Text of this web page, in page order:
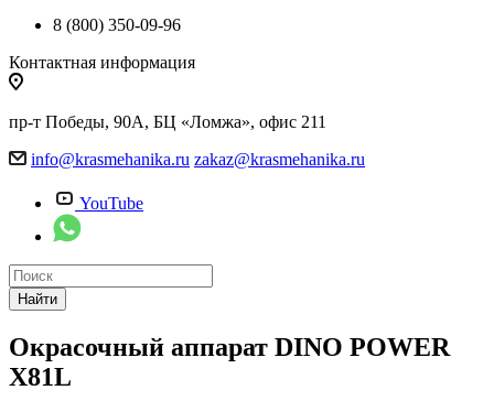
8 (800) 350-09-96
Контактная информация
пр-т Победы, 90А, БЦ «Ломжа», офис 211
info@krasmehanika.ru zakaz@krasmehanika.ru
YouTube
Найти
Окрасочный аппарат DINO POWER
X81L